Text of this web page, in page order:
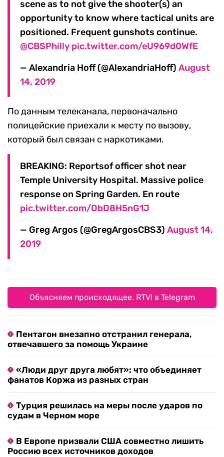
scene as to not give the shooter(s) an
opportunity to know where tactical units are
positioned. Frequent gunshots continue.
@CBSPhilly pic.twitter.com/eU969d0WfE
— Alexandria Hoff (@AlexandriaHoff) August
14, 2019
По данным телеканала, первоначально
полицейские приехали к месту по вызову,
который был связан с наркотиками.
BREAKING: Reportsof officer shot near
Temple University Hospital. Massive police
response on Spring Garden. En route
pic.twitter.com/ObD8H5nG1J
— Greg Argos (@GregArgosCBS3) August 14,
2019
Объясняем происходящее. RTVI в Telegram
Пентагон внезапно отстранил генерала,
отвечавшего за помощь Украине
«Люди друг друга любят»: что объединяет
фанатов Коржа из разных стран
Турция решилась на меры после ударов по
судам в Черном море
В Европе призвали США совместно лишить
Россию всех источников доходов